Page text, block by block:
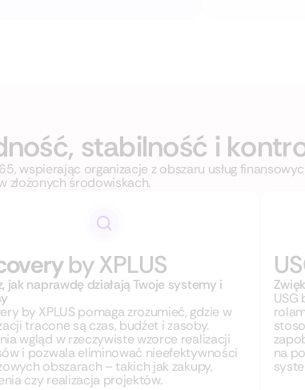
stabilność i
wspierając organizacje z obszaru usług
złożonych środowiskach.
by XPLUS
jak naprawdę działają Twoje systemy i
by XPLUS pomaga zrozumieć, gdzie w
tracone są czas, budżet i zasoby.
wgląd w rzeczywiste wzorce realizacji
i pozwala eliminować nieefektywności
obszarach – takich jak zakupy,
czy realizacja projektów.
USG
na